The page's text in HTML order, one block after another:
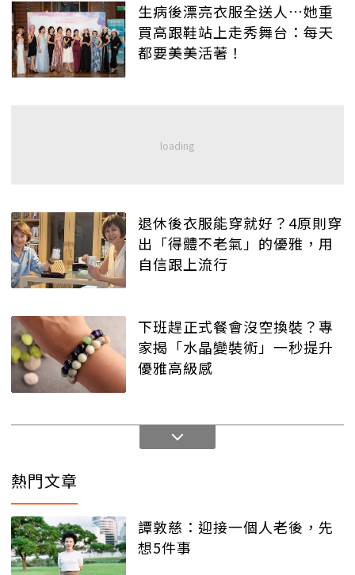
生病後漂亮衣服全送人…她重
買高跟鞋站上走秀舞台：每天
都要美美活著！
退休後衣服能穿就好？4原則穿
出「得體不老氣」的優雅，用
自信跟上流行
下班趕正式餐會沒空換裝？專
家揭「水晶變裝術」一秒提升
優雅高級感
熱門文章
譚敦慈：迎接一個人老後，先
想5件事